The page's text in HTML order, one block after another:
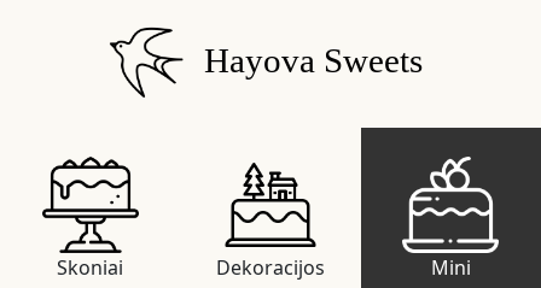
Hayova Sweets
Skoniai Dekoracijos Mini